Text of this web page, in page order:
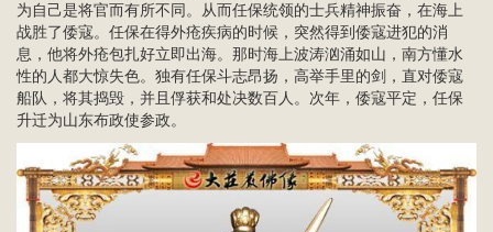
为自己是将官而有所不同。从而任保统领的士兵精神振奋，在海上
战胜了倭寇。任保在得外疮疾病的时候，突然得到倭寇进犯的消
息，他将外疮包扎好立即出海。那时海上波涛汹涌如山，南方懂水
性的人都大惊失色。独有任保斗志昂扬，高举手里的剑，直对倭寇
船队，将其捣毁，并且俘获和处决数百人。次年，倭寇平定，任保
升迁为山东布政使参政。